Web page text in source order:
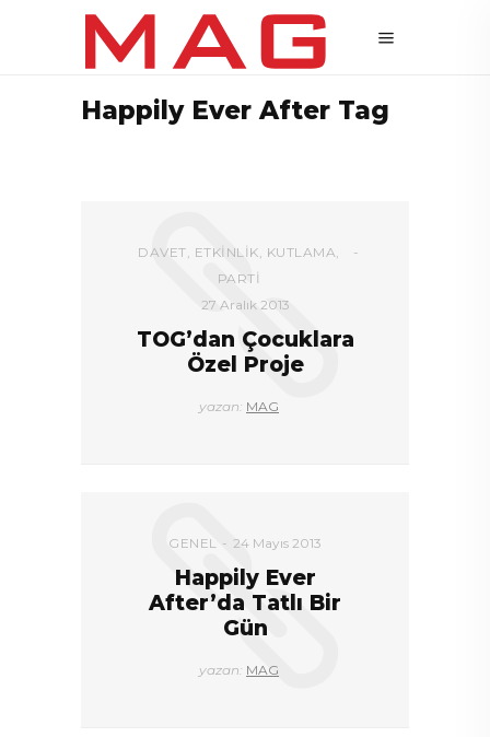
Happily Ever After Tag
DAVET, ETKINLIK, KUTLAMA,
PARTI
27 Aralık 2013
TOG’dan Çocuklara
Özel Proje
yazan: MAG
GENEL 24 Mayıs 2013
Happily Ever
After’da Tatlı Bir
Gün
yazan: MAG